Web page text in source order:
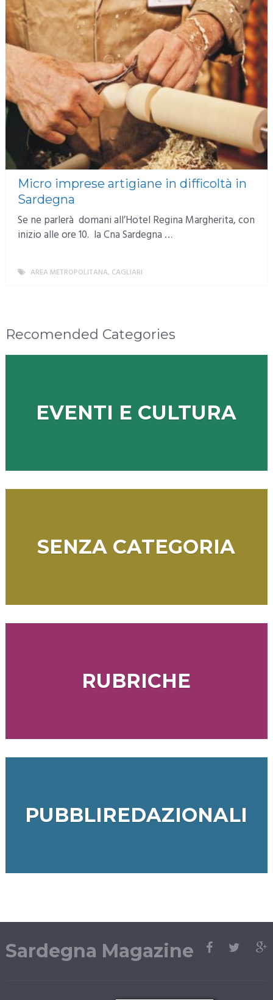
Micro imprese artigiane in difficoltà in
Sardegna
Se ne parlerà domani all’Hotel Regina Margherita, con
inizio alle ore 10. la Cna Sardegna …
AREA METROPOLITANA, CAGLIARI
Recomended Categories
EVENTI E CULTURA
SENZA CATEGORIA
RUBRICHE
PUBBLIREDAZIONALI
Sardegna Magazine